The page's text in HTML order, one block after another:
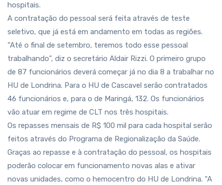
hospitais.
A contratação do pessoal será feita através de teste
seletivo, que já está em andamento em todas as regiões.
“Até o final de setembro, teremos todo esse pessoal
trabalhando”, diz o secretário Aldair Rizzi. O primeiro grupo
de 87 funcionários deverá começar já no dia 8 a trabalhar no
HU de Londrina. Para o HU de Cascavel serão contratados
46 funcionários e, para o de Maringá, 132. Os funcionários
vão atuar em regime de CLT nos três hospitais.
Os repasses mensais de R$ 100 mil para cada hospital serão
feitos através do Programa de Regionalização da Saúde.
Graças ao repasse e à contratação do pessoal, os hospitais
poderão colocar em funcionamento novas alas e ativar
novas unidades, como o hemocentro do HU de Londrina. “A